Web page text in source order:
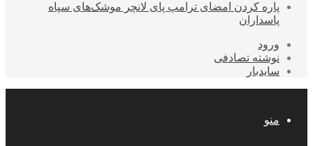
پاره کردن امضای ترامپ پای لانچر موشک‌های سپاه
پاسداران
ورود
نوشته تصادفی
سایدبار
منو